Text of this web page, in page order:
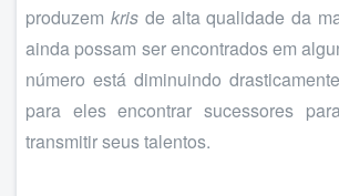
produzem krisde alta qualidade da
ainda possam ser encontrados em
número está diminuindo
para eles encontrar sucessores
transmitir seus talentos.